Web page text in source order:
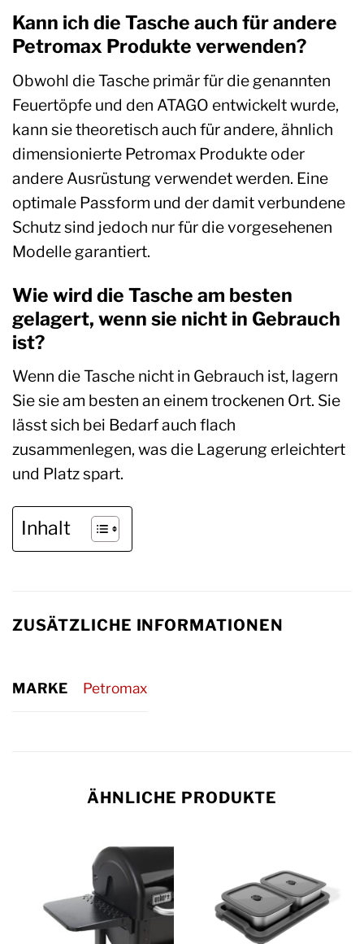
Kann ich die Tasche auch für andere
Petromax Produkte verwenden?
Obwohl die Tasche primär für die genannten
Feuertöpfe und den ATAGO entwickelt wurde,
kann sie theoretisch auch für andere, ähnlich
dimensionierte Petromax Produkte oder
andere Ausrüstung verwendet werden. Eine
optimale Passform und der damit verbundene
Schutz sind jedoch nur für die vorgesehenen
Modelle garantiert.
Wie wird die Tasche am besten
gelagert, wenn sie nicht in Gebrauch
ist?
Wenn die Tasche nicht in Gebrauch ist, lagern
Sie sie am besten an einem trockenen Ort. Sie
lässt sich bei Bedarf auch flach
zusammenlegen, was die Lagerung erleichtert
und Platz spart.
Inhalt
ZUSÄTZLICHE INFORMATIONEN
MARKE Petromax
ÄHNLICHE PRODUKTE